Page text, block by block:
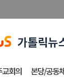
회의 본당/공동체